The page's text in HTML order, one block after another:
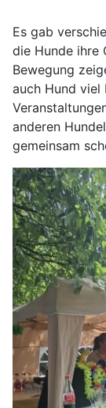
Es gab
die Hunde ihre
Bewegung
auch Hund viel
anderen
gemeinsam